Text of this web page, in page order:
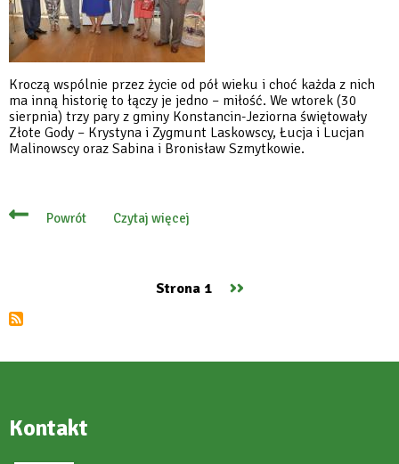
Kroczą wspólnie przez życie od pół wieku i choć każda z nich
ma inną historię to łączy je jedno – miłość. We wtorek (30
sierpnia) trzy pary z gminy Konstancin-Jeziorna świętowały
Złote Gody – Krystyna i Zygmunt Laskowscy, Łucja i Lucjan
Malinowscy oraz Sabina i Bronisław Szmytkowie.
Powrót Czytaj więcej
o
Strona 1
Następna
››
Kontakt